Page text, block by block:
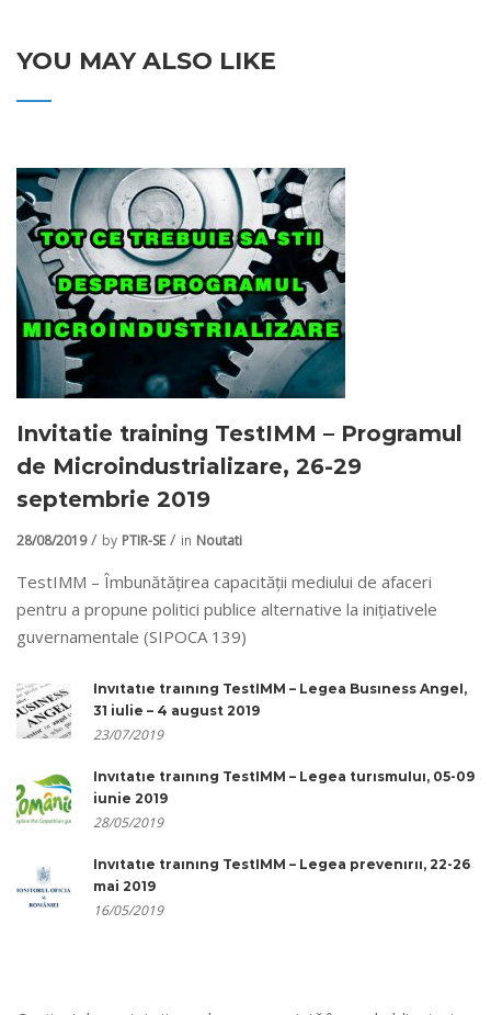
YOU MAY ALSO LIKE
Invitatie training TestIMM – Programul
de Microindustrializare, 26-29
septembrie 2019
28/08/2019 by PTIR-SE in Noutati
TestIMM – Îmbunătățirea capacității mediului de afaceri
pentru a propune politici publice alternative la inițiativele
guvernamentale (SIPOCA 139)
Invitatie training TestIMM – Legea Business Angel,
31 iulie – 4 august 2019
23/07/2019
Invitatie training TestIMM – Legea turismului, 05-09
iunie 2019
28/05/2019
Invitatie training TestIMM – Legea prevenirii, 22-26
mai 2019
16/05/2019